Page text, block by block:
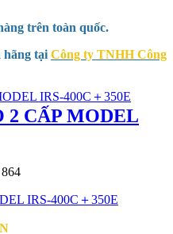
trên toàn quốc.
hãng tại Công ty TNHH Công
CẤP MODEL
IRS-400C＋350E